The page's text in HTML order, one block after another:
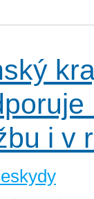
i v